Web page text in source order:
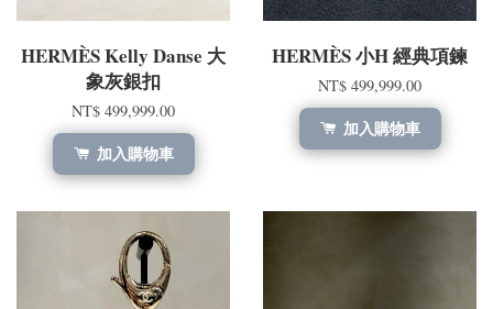
HERMÈS Kelly Danse 大
象灰銀扣
NT$ 499,999.00
加入購物車
HERMÈS 小H 經典項鍊
NT$ 499,999.00
加入購物車